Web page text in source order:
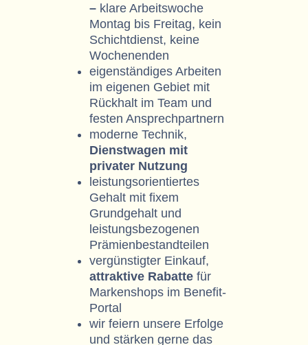
– klare Arbeitswoche
Montag bis Freitag, kein
Schichtdienst, keine
Wochenenden
eigenständiges Arbeiten
im eigenen Gebiet mit
Rückhalt im Team und
festen Ansprechpartnern
moderne Technik,
Dienstwagen mit
privater Nutzung
leistungsorientiertes
Gehalt mit fixem
Grundgehalt und
leistungsbezogenen
Prämienbestandteilen
vergünstigter Einkauf,
attraktive Rabatte für
Markenshops im Benefit-
Portal
wir feiern unsere Erfolge
und stärken gerne das